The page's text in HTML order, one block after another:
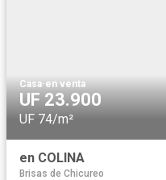
Casa·en venta
UF 23.900
UF 74/m²
en COLINA
Brisas de Chicureo